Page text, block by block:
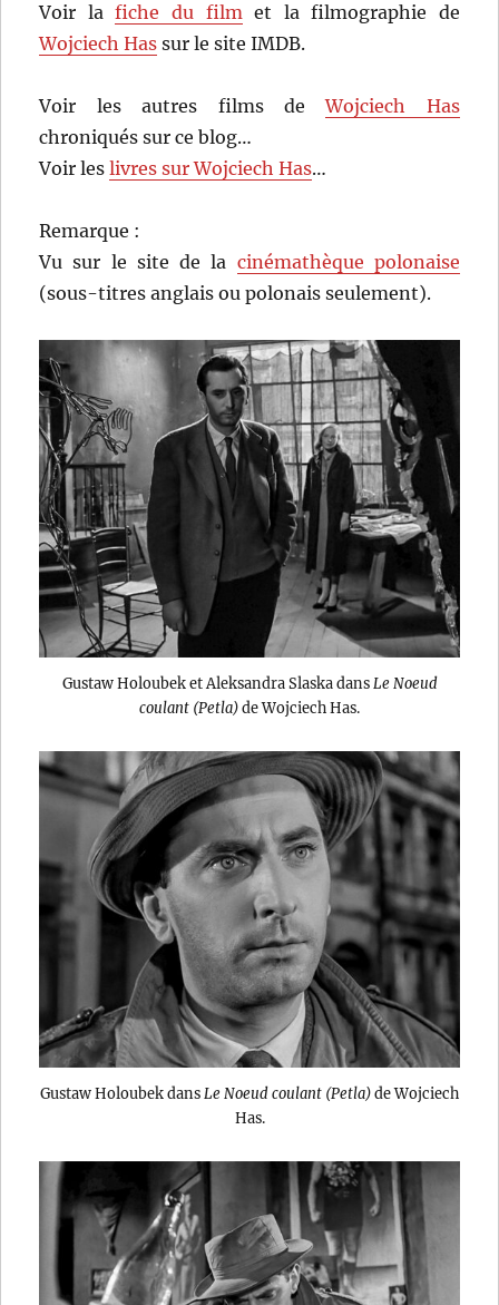
Voir lafiche du filmet la filmographie de
Wojciech Has sur le site IMDB.
Voir les autres films deWojciech Has
chroniqués sur ce blog…
Voir leslivres sur Wojciech Has…
Remarque :
Vu sur le site de la cinémathèque polonaise
(sous-titres anglais ou polonais seulement).
Gustaw Holoubek et Aleksandra Slaska dans Le Noeud
coulant (Petla)de Wojciech Has.
Gustaw Holoubek dans Le Noeud coulant (Petla)de Wojciech
Has.